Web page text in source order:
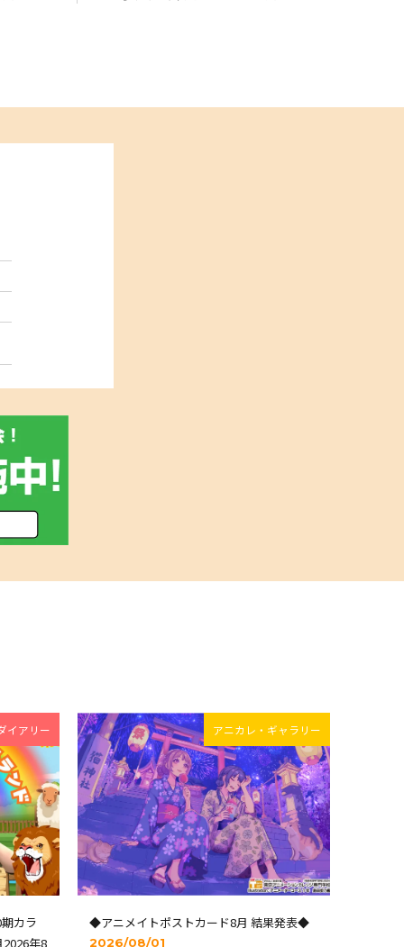
イアリー
カラ
年8
アニカレ・ギャラリー
◆アニメイトポストカード8月 結果発表◆
2026/08/01